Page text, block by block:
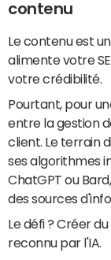
contenu
Le contenu est
alimente votre
votre crédibilité.
Pourtant, pour
entre la gestion
client. Le terrain
ses algorithmes
ChatGPT ou
des sources
Le défi ? Créer
reconnu par l'IA.